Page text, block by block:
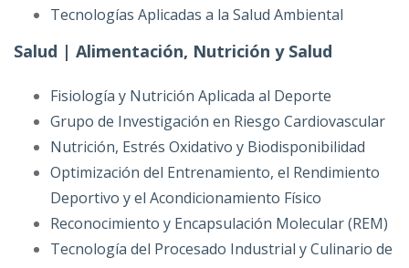
Tecnologías Aplicadas a la Salud Ambiental
Salud | Alimentación, Nutrición y Salud
Fisiología y Nutrición Aplicada al Deporte
Grupo de Investigación en Riesgo Cardiovascular
Nutrición, Estrés Oxidativo y Biodisponibilidad
Optimización del Entrenamiento, el Rendimiento
Deportivo y el Acondicionamiento Físico
Reconocimiento y Encapsulación Molecular (REM)
Tecnología del Procesado Industrial y Culinario de